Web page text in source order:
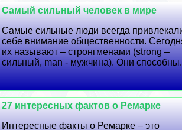
Самый сильный человек в мире
Самые сильные люди всегда
себе внимание общественности.
их называют ­– стронгменами (strong –
сильный, man - мужчина). Они
27 интересных фактов о Ремарке
Интересные факты о Ремарке – это